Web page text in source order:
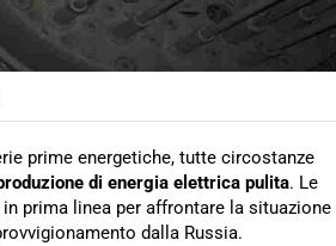
prime energetiche, tutte circostanze
di energia elettrica pulita. Le
prima linea per affrontare la situazione
dalla Russia.